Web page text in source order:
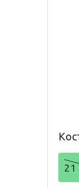
21